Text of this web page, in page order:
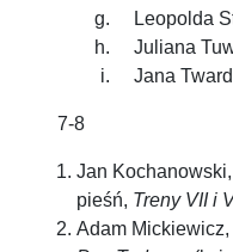
Leopolda
Juliana
Jana
7-8
Jan
pieśń, Treny VII i
Adam Mickiewicz,